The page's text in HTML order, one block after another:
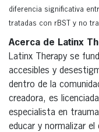
diferencia significativa
tratadas con rBST y no
Acerca de Latinx
Latinx Therapy se
accesibles y
dentro de la
creadora, es
especialista en
educar y normalizar